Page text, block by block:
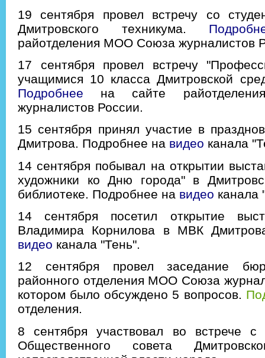
19 сентября провел встречу со
Дмитровского техникума.
райотделения МОО Союза журналистов
17 сентября провел встречу
учащимися 10 класса Дмитровской
Подробнее на сайте
журналистов России.
15 сентября принял участие в
Дмитрова. Подробнее на видео канала
14 сентября побывал на открытии
художники ко Дню города" в
библиотеке. Подробнее на видео канала
14 сентября посетил открытие
Владимира Корнилова в МВК
видео канала "Тень".
12 сентября провел заседание
районного отделения МОО Союза
котором было обсуждено 5 вопросов.
отделения.
8 сентября участвовал во встрече с
Общественного совета